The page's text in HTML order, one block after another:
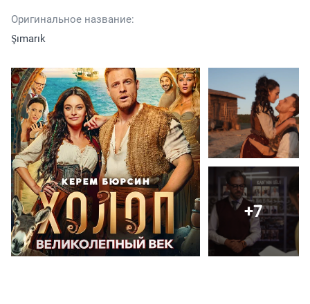
Оригинальное название:
Şımarık
+7